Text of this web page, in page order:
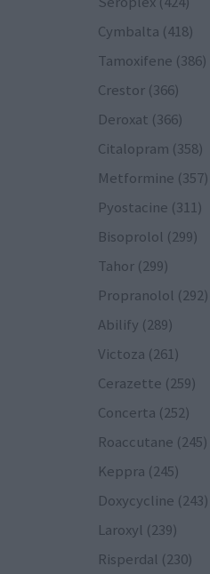
Cymbalta (418)
Tamoxifene (386)
Crestor (366)
Deroxat (366)
Citalopram (358)
Metformine (357)
Pyostacine (311)
Bisoprolol (299)
Tahor (299)
Propranolol (292)
Abilify (289)
Victoza (261)
Cerazette (259)
Concerta (252)
Roaccutane (245)
Keppra (245)
Doxycycline (243)
Laroxyl (239)
Risperdal (230)